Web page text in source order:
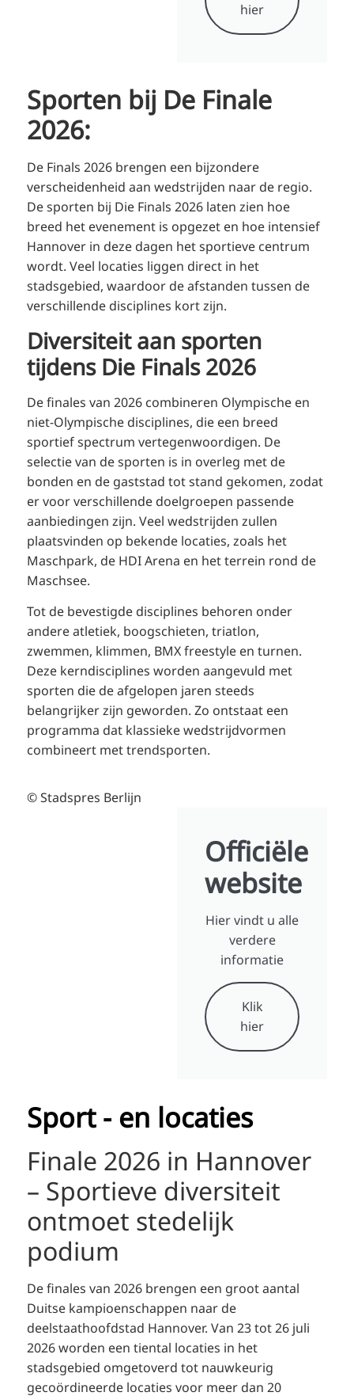
hier
Sporten bij De Finale
2026:
De Finals 2026 brengen een bijzondere
verscheidenheid aan wedstrijden naar de regio.
De sporten bij Die Finals 2026 laten zien hoe
breed het evenement is opgezet en hoe intensief
Hannover in deze dagen het sportieve centrum
wordt. Veel locaties liggen direct in het
stadsgebied, waardoor de afstanden tussen de
verschillende disciplines kort zijn.
Diversiteit aan sporten
tijdens Die Finals 2026
De finales van 2026 combineren Olympische en
niet-Olympische disciplines, die een breed
sportief spectrum vertegenwoordigen. De
selectie van de sporten is in overleg met de
bonden en de gaststad tot stand gekomen, zodat
er voor verschillende doelgroepen passende
aanbiedingen zijn. Veel wedstrijden zullen
plaatsvinden op bekende locaties, zoals het
Maschpark, de HDI Arena en het terrein rond de
Maschsee.
Tot de bevestigde disciplines behoren onder
andere atletiek, boogschieten, triatlon,
zwemmen, klimmen, BMX freestyle en turnen.
Deze kerndisciplines worden aangevuld met
sporten die de afgelopen jaren steeds
belangrijker zijn geworden. Zo ontstaat een
programma dat klassieke wedstrijdvormen
combineert met trendsporten.
© Stadspres Berlijn
Officiële
website
Hier vindt u alle
verdere
informatie
Klik
hier
Sport - en locaties
Finale 2026 in Hannover
– Sportieve diversiteit
ontmoet stedelijk
podium
De finales van 2026 brengen een groot aantal
Duitse kampioenschappen naar de
deelstaathoofdstad Hannover. Van 23 tot 26 juli
2026 worden een tiental locaties in het
stadsgebied omgetoverd tot nauwkeurig
gecoördineerde locaties voor meer dan 20